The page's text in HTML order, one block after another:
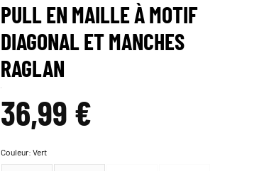
PULL EN MAILLE À MOTIF
DIAGONAL ET MANCHES
RAGLAN
36,99 €
Couleur:Vert